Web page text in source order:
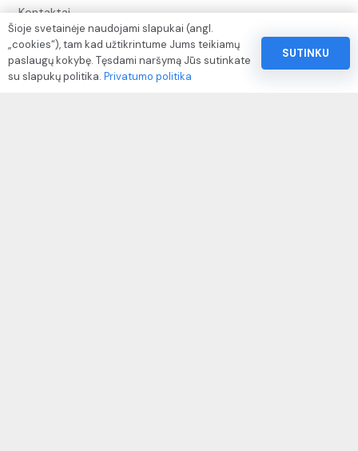
Kontaktai
Privatumo politika
Pinigų ir prekių grąžinimo politika
Šioje svetainėje naudojami slapukai (angl.
„cookies“), tam kad užtikrintume Jums teikiamų
paslaugų kokybę. Tęsdami naršymą Jūs sutinkate
su slapukų politika. Privatumo politika
SUTINKU